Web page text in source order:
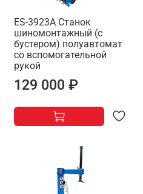
ES-3923A Станок
шиномонтажный (с
бустером) полуавтомат
со вспомогательной
рукой
129 000 ₽